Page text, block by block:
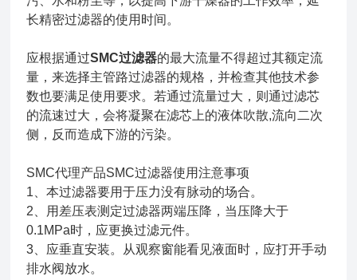
长精密过滤器的使用时间。
应根据通过SMC过滤器的最大流量不得超过其额定流
量，来选择主管路过滤器的规格，并检查其他技术参
数也要满足使用要求。若通过流量过大，则通过滤芯
的流速过大，会将凝聚在滤芯上的液体吹散,流向二次
侧，反而造成下游的污染。
SMC代理产品SMC过滤器使用注意事项
1、本过滤器要用于压力没有脉动的场合。
2、用差压表测定过滤器两端压降，当压降大于
0.1MPa时，应更换过滤元件。
3、应垂直安装。从观察窗能看见液面时，应打开手动
排水阀放水。